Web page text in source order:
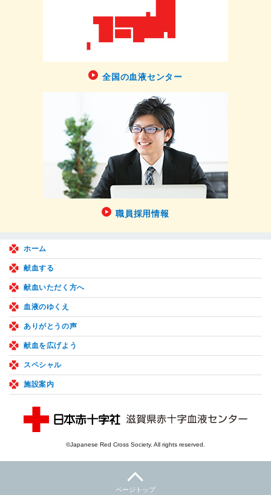
全国の血液センター
職員採用情報
ホーム
献血する
献血いただく方へ
血液のゆくえ
ありがとうの声
献血を広げよう
スペシャル
施設案内
©Japanese Red Cross Society. All rights reserved.
ページトップ